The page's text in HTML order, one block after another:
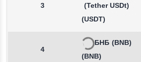
3
(Tether USDt)
(USDT)
4
БНБ (BNB)
(BNB)